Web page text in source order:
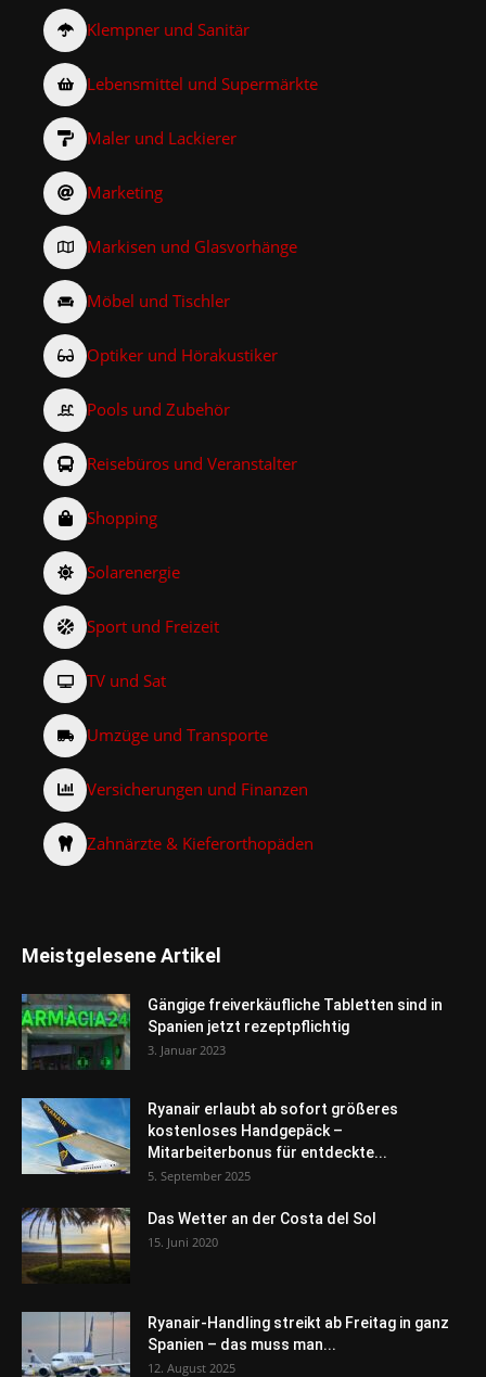
Klempner und Sanitär
Lebensmittel und Supermärkte
Maler und Lackierer
Marketing
Markisen und Glasvorhänge
Möbel und Tischler
Optiker und Hörakustiker
Pools und Zubehör
Reisebüros und Veranstalter
Shopping
Solarenergie
Sport und Freizeit
TV und Sat
Umzüge und Transporte
Versicherungen und Finanzen
Zahnärzte & Kieferorthopäden
Meistgelesene Artikel
Gängige freiverkäufliche Tabletten sind in
Spanien jetzt rezeptpflichtig
3. Januar 2023
Ryanair erlaubt ab sofort größeres
kostenloses Handgepäck –
Mitarbeiterbonus für entdeckte...
5. September 2025
Das Wetter an der Costa del Sol
15. Juni 2020
Ryanair-Handling streikt ab Freitag in ganz
Spanien – das muss man...
12. August 2025